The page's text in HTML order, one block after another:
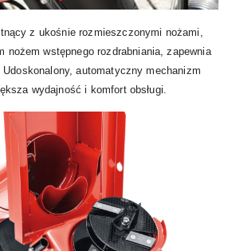
z ukośnie rozmieszczonymi nożami,
nożem wstępnego rozdrabniania, zapewnia
automatyczny mechanizm
wydajność i komfort obsługi.